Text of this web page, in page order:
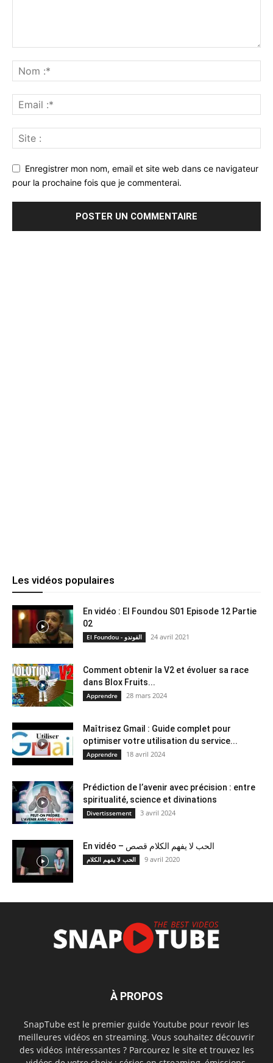
Enregistrer mon nom, email et site web dans ce navigateur
pour la prochaine fois que je commenterai.
Les vidéos populaires
En vidéo : El Foundou S01 Episode 12 Partie
02
El Foundou - الفوندو 24 avril 2021
Comment obtenir la V2 et évoluer sa race
dans Blox Fruits...
Apprendre 28 mars 2024
Maîtrisez Gmail : Guide complet pour
optimiser votre utilisation du service...
Apprendre 18 avril 2024
Prédiction de l’avenir avec précision : entre
spiritualité, science et divinations
Divertissement 3 avril 2024
En vidéo – الحب لا يفهم الكلام قصص
الحب لا يفهم الكلام 9 avril 2020
À PROPOS
SnapTube est le premier guide Youtube pour revoir les
meilleures vidéos en streaming. Vous souhaitez découvrir
des vidéos intéressantes ? Parcourez le site et trouvez les